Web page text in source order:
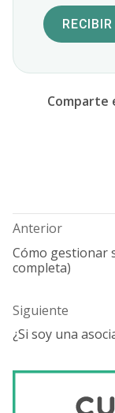
Comparte
entradas
Anterior
Entrada
anterior:
Cómo gestionar
completa)
Siguiente
Entrada
¿Si soy una